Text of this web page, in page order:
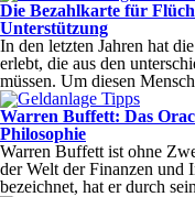
Die Bezahlkarte für
Unterstützung
In den letzten Jahren hat
erlebt, die aus den
müssen. Um diesen
Warren Buffett: Das
Philosophie
Warren Buffett ist ohne
der Welt der Finanzen und
bezeichnet, hat er durch